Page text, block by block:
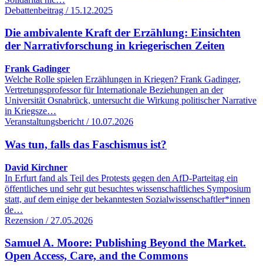
Debattenbeitrag / 15.12.2025
Die ambivalente Kraft der Erzählung: Einsichten
der Narrativforschung in kriegerischen Zeiten
Frank Gadinger
Welche Rolle spielen Erzählungen in Kriegen? Frank Gadinger,
Vertretungsprofessor für Internationale Beziehungen an der
Universität Osnabrück, untersucht die Wirkung politischer Narrative
in Kriegsze…
Veranstaltungsbericht / 10.07.2026
Was tun, falls das Faschismus ist?
David Kirchner
In Erfurt fand als Teil des Protests gegen den AfD-Parteitag ein
öffentliches und sehr gut besuchtes wissenschaftliches Symposium
statt, auf dem einige der bekanntesten Sozialwissenschaftler*innen
de…
Rezension / 27.05.2026
Samuel A. Moore: Publishing Beyond the Market.
Open Access, Care, and the Commons